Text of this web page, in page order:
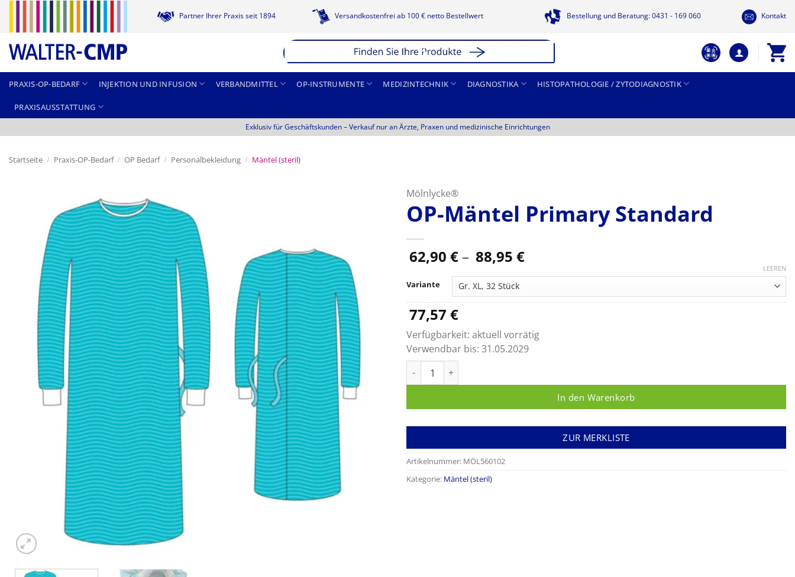
springen
Partner Ihrer Praxis seit 1894 Versandkostenfrei ab 100 € netto Bestellwert Bestellung und Beratung: 0431 - 169 060 Kontakt
PRAXIS-OP-BEDARF INJEKTION UND INFUSION VERBANDMITTEL OP-INSTRUMENTE MEDIZINTECHNIK DIAGNOSTIKA HISTOPATHOLOGIE / ZYTODIAGNOSTIK
PRAXISAUSSTATTUNG
Exklusiv für Geschäftskunden –Verkauf nur an Ärzte, Praxen und medizinische Einrichtungen
Startseite / Praxis-OP-Bedarf / OP Bedarf / Personalbekleidung / Mäntel (steril)
Mölnlycke®
OP-Mäntel Primary Standard
62,90 € – 88,95 €Preisspanne:
88,95 €
Variante
LEEREN
77,57 €
Verfügbarkeit: aktuell vorrätig
Verwendbar bis: 31.05.2029
In den Warenkorb
ZUR MERKLISTE
Artikelnummer: MÖL560102
Kategorie: Mäntel (steril)